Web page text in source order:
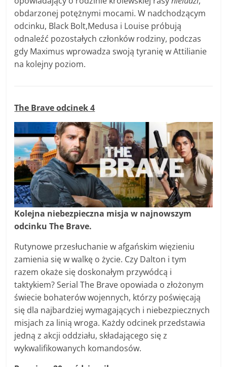
obdarzonej potężnymi mocami. W nadchodzącym
odcinku, Black Bolt,Medusa i Louise próbują
odnaleźć pozostałych członków rodziny, podczas
gdy Maximus wprowadza swoją tyranię w Attilianie
na kolejny poziom.
The Brave odcinek 4
Kolejna niebezpieczna misja w najnowszym
odcinku The Brave.
Rutynowe przesłuchanie w afgańskim więzieniu
zamienia się w walkę o życie. Czy Dalton i tym
razem okaże się doskonałym przywódcą i
taktykiem? Serial The Brave opowiada o złożonym
świecie bohaterów wojennych, którzy poświęcają
się dla najbardziej wymagających i niebezpiecznych
misjach za linią wroga. Każdy odcinek przedstawia
jedną z akcji oddziału, składającego się z
wykwalifikowanych komandosów.